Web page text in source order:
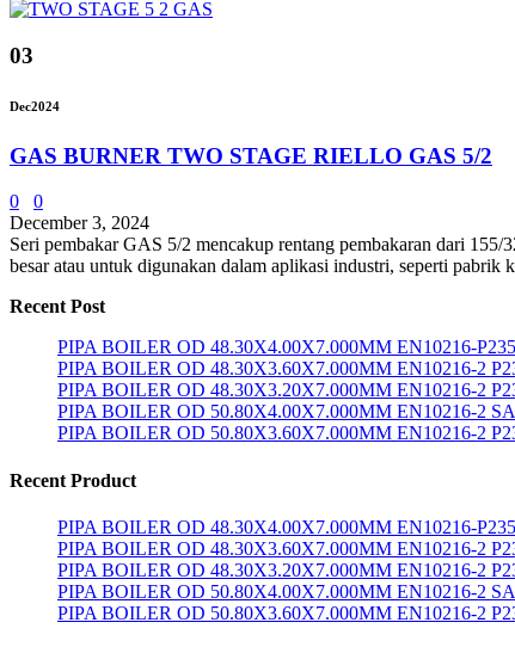
03
Dec2024
GAS BURNER TWO STAGE RIELLO GAS 5/2
0
0
December 3, 2024
Seri pembakar GAS 5/2 mencakup rentang pembakaran dari
besar atau untuk digunakan dalam aplikasi industri, seperti pabrik
Recent Post
PIPA BOILER OD 48.30X4.00X7.000MM EN10216-
PIPA BOILER OD 48.30X3.60X7.000MM EN10216-2
PIPA BOILER OD 48.30X3.20X7.000MM EN10216-2
PIPA BOILER OD 50.80X4.00X7.000MM EN10216-2
PIPA BOILER OD 50.80X3.60X7.000MM EN10216-2
Recent Product
PIPA BOILER OD 48.30X4.00X7.000MM EN10216-
PIPA BOILER OD 48.30X3.60X7.000MM EN10216-2
PIPA BOILER OD 48.30X3.20X7.000MM EN10216-2
PIPA BOILER OD 50.80X4.00X7.000MM EN10216-2
PIPA BOILER OD 50.80X3.60X7.000MM EN10216-2